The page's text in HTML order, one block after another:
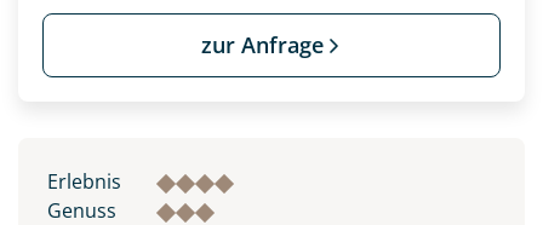
zur Anfrage
Erlebnis
Genuss